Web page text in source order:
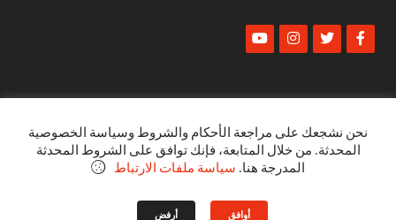
© أخبار الشرقكل الحقوق محفوظة ٢٠٢٣
البنود و الظروف
نحن نشجعك على مراجعة الأحكام والشروط وسياسة الخصوصية
المحدثة. من خلال المتابعة، فإنك توافق على الشروط المحدثة
المدرجة هنا. سياسة ملفات الارتباط
أوافق أرفض